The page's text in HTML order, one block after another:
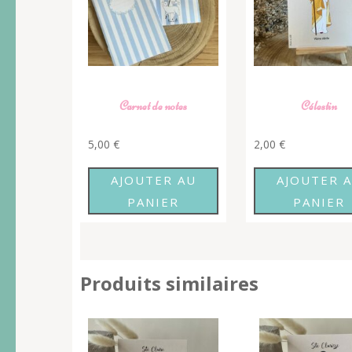
Carnet de notes
5,00 €
AJOUTER AU
PANIER
Célestin
2,00€
AJOUTER
PANIER
Produits similaires